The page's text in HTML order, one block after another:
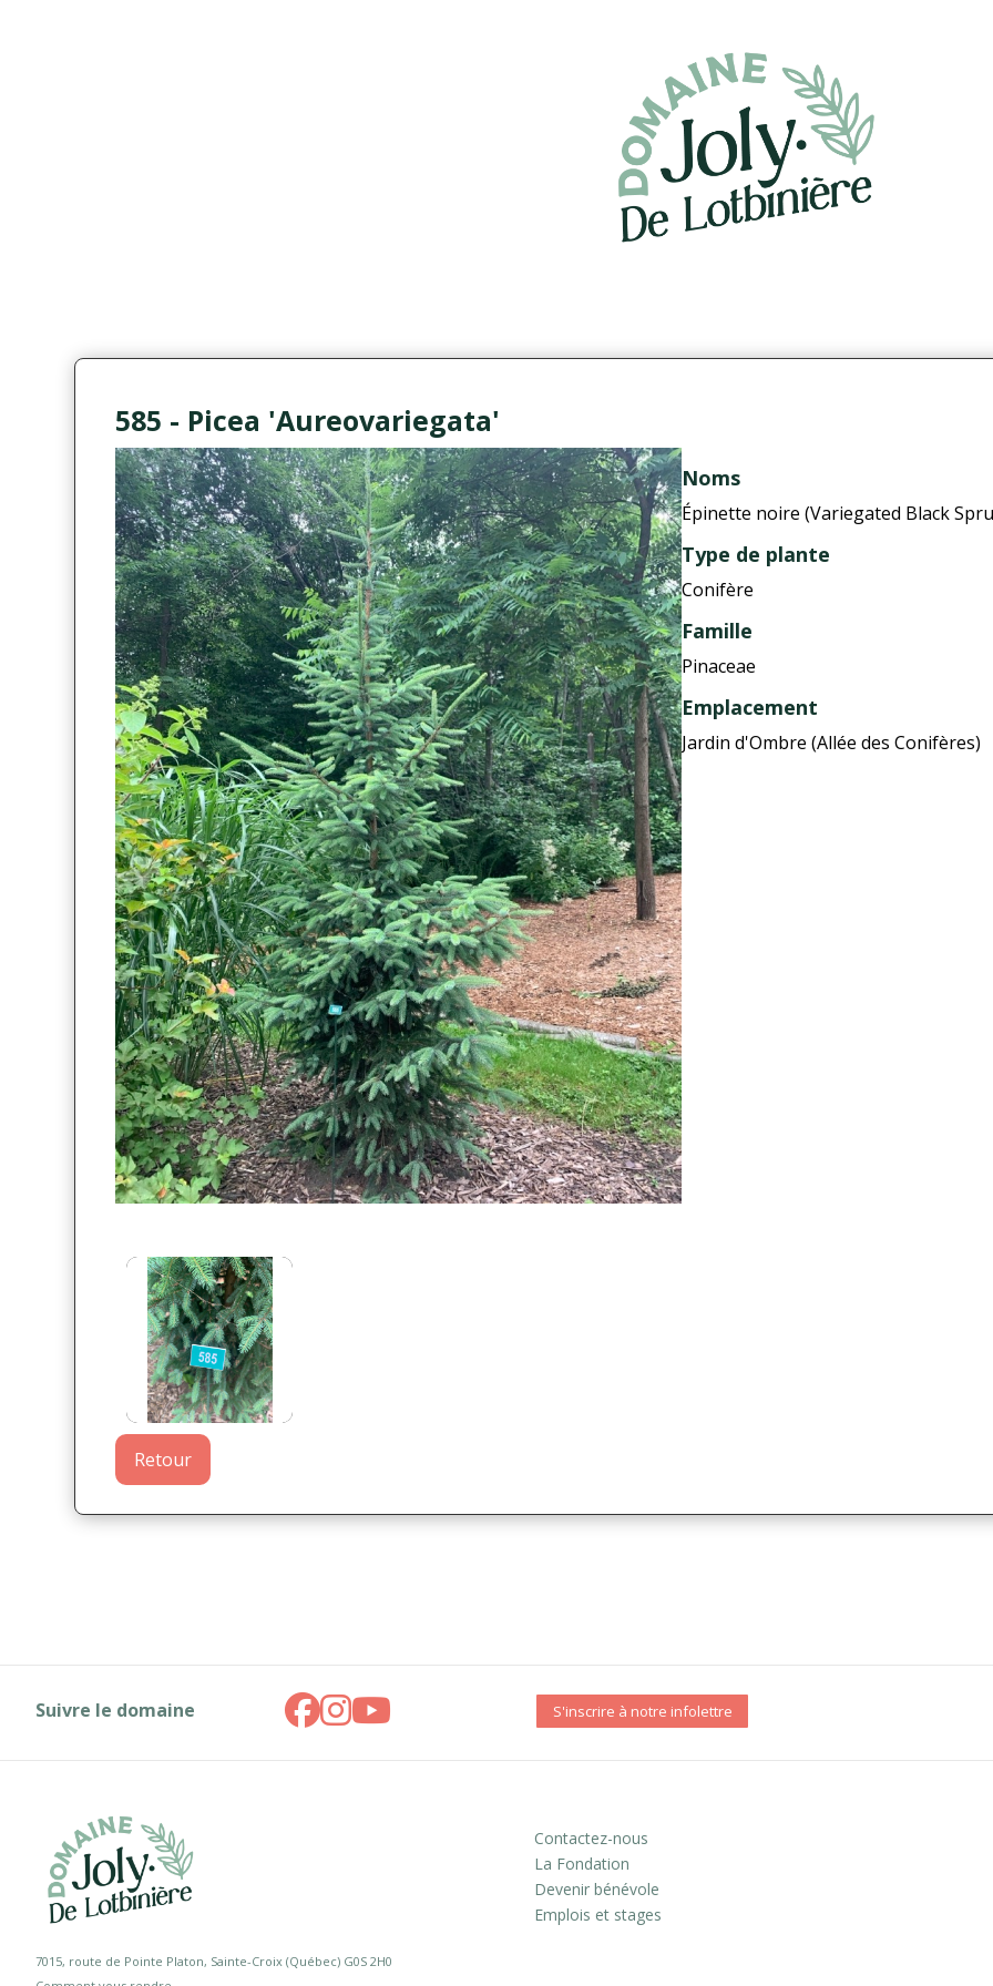
585 - Picea 'Aureovariegata'
Noms
Épinette noire (Variegated Black
Type de plante
Conifère
Famille
Pinaceae
Emplacement
Jardin d'Ombre (Allée des Conifères)
Retour
Suivre le domaine S'inscrire à notre infolettre
7015, route de Pointe Platon, Sainte-Croix (Québec) G0S 2H0
Contactez-nous
La Fondation
Devenir bénévole
Emplois et stages